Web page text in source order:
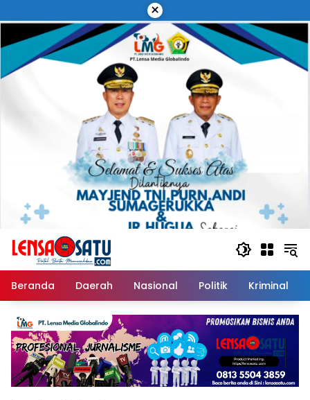
ke
konten
×
Beranda Daerah Nasional Politik Kriminal